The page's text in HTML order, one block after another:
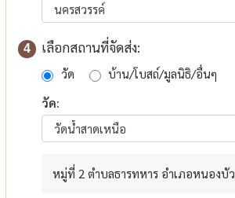
4 เลือกสถานที่จัดส่ง:
วัด
บ้าน/โบสถ์/มูลนิธิ/อื่นๆ
วัด:
หมู่ที่ 2 ตำบลธารทหาร อำเภอหนองบัว